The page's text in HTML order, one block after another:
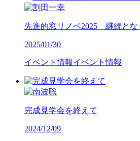
先進的窓リノベ2025 継続とな
2025/01/30
イベント情報イベント情報
完成見学会を終えて
2024/12/09